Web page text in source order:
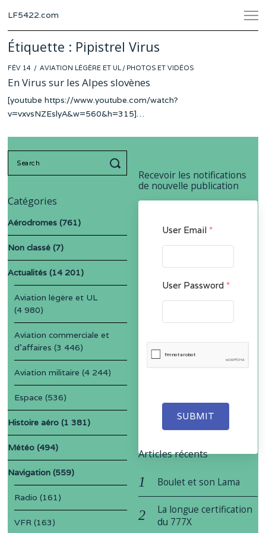
LF5422.com
Étiquette : Pipistrel Virus
POSTED
ON
FÉV 14 AVIATION LÉGÈRE ET UL / PHOTOS ET VIDÉOS
En Virus sur les Alpes slovènes
[youtube https://www.youtube.com/watch?
v=vxvsNZEslyA&w=560&h=315]…
Recevoir les notifications
de nouvelle publication
User Email *
User Password *
SUBMIT
Catégories
Aérodromes (761)
Non classé (7)
Actualités (14 201)
Aviation légère et UL
(4 980)
Aviation commerciale et
d'affaires (3 446)
Aviation militaire (4 244)
Espace (536)
Histoire aéro (1 381)
Météo (494)
Navigation (559)
Radio (161)
VFR (163)
Articles récents
Boulet et son Lama
La longue certification
du 777X